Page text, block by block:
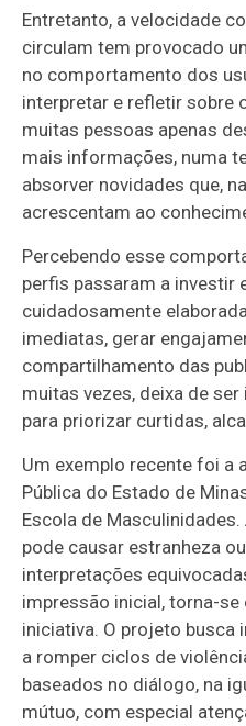
Entretanto, a velocidade
circulam tem provocado
no comportamento dos
interpretar e refletir sobre
muitas pessoas apenas
mais informações, numa
absorver novidades que,
acrescentam ao
Percebendo esse
perfis passaram a investir
cuidadosamente
imediatas, gerar
compartilhamento das
muitas vezes, deixa de
para priorizar curtidas,
Um exemplo recente foi a
Pública do Estado de
Escola de Masculinidades.
pode causar estranheza
interpretações
impressão inicial, torna-se
iniciativa. O projeto busca
a romper ciclos de
baseados no diálogo, na
mútuo, com especial